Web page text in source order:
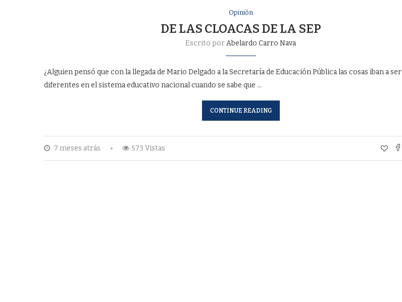
Opinión
DE LAS CLOACAS DE LA SEP
Escrito porAbelardo Carro Nava
¿Alguien pensó que con la llegada de Mario Delgado a la Secretaría de Educación Pública las cosas iban a ser
diferentes en el sistema educativo nacional cuando se sabe que …
CONTINUE READING
7 meses atrás 573 Vistas